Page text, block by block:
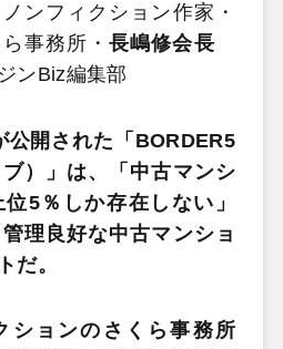
ノンフィクション作家・
事務所・長嶋修会長
ンBiz編集部
公開された「BORDER5
ブ）」は、「中古マンシ
5％しか存在しない」
管理良好な中古マンショ
だ。
ションのさくら事務所